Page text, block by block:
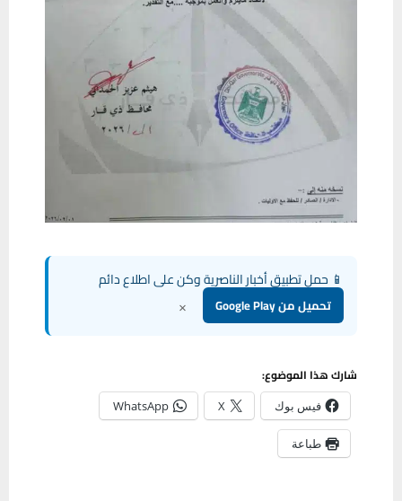
📱 حمل تطبيق أخبار الناصرية وكن على اطلاع دائم
تحميل من Google Play ×
شارك هذا الموضوع:
فيس بوك X
WhatsApp
طباعة